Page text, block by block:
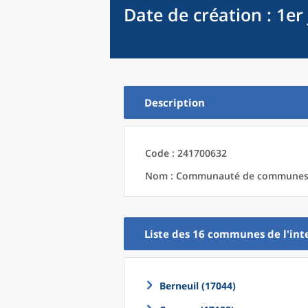
Date de création :
Description
Code : 241700632
Nom : Communauté de
Liste des 16 communes de l'
Berneuil (17044)